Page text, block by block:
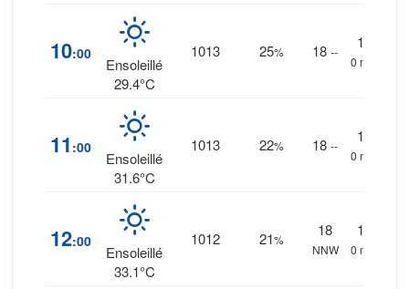
10:00
Ensoleillé
29.4°C
1013 25% 18 --
1
0 mm.
11 :00
Ensoleillé
31.6°C
1013 22% 18 --
1
0 mm.
12:00
Ensoleillé
33.1°C
1012 21%
18
NNW
1
0 mm.